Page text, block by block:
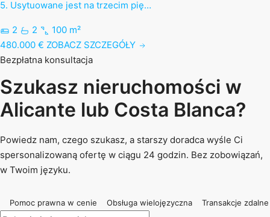
5. Usytuowane jest na trzecim pię…
2 2
100 m²
480.000 € ZOBACZ SZCZEGÓŁY
Bezpłatna konsultacja
Szukasz nieruchomości w
Alicante lub Costa Blanca?
Powiedz nam, czego szukasz, a starszy doradca wyśle Ci
spersonalizowaną ofertę w ciągu 24 godzin. Bez zobowiązań,
w Twoim języku.
Pomoc prawna w cenie Obsługa wielojęzyczna Transakcje zdalne